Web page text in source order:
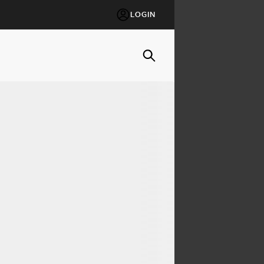
LOGIN